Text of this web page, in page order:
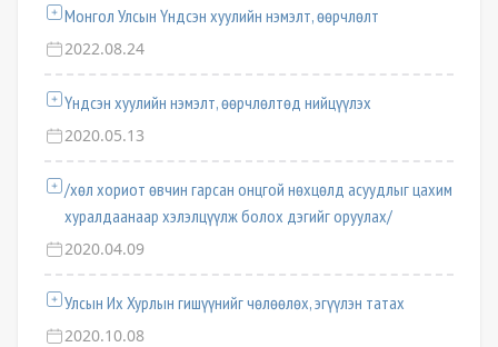
Монгол Улсын Үндсэн хуулийн нэмэлт, өөрчлөлт
2022.08.24
Үндсэн хуулийн нэмэлт, өөрчлөлтөд нийцүүлэх
2020.05.13
/хөл хориот өвчин гарсан онцгой нөхцөлд асуудлыг цахим
хуралдаанаар хэлэлцүүлж болох дэгийг оруулах/
2020.04.09
Улсын Их Хурлын гишүүнийг чөлөөлөх, эгүүлэн татах
2020.10.08